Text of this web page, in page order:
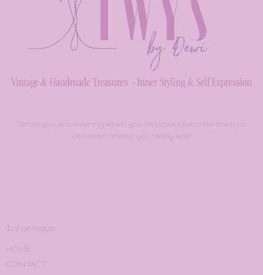
"What you are wearing when you decide to become the true
vibration of who you really are!"
Informatie
HOME
CONTACT